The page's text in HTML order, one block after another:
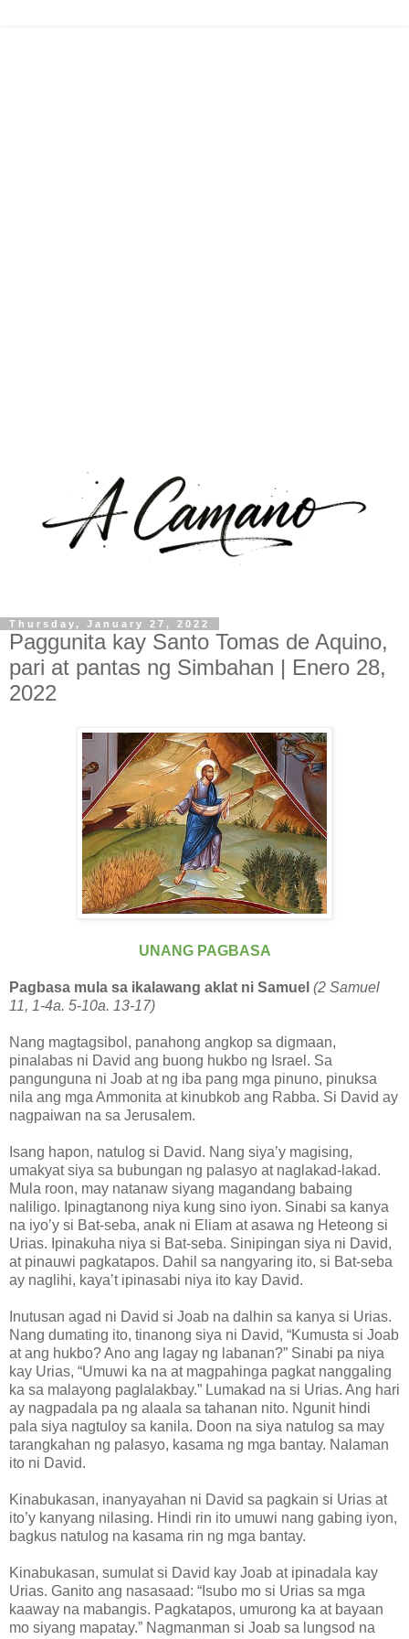
Thursday, January 27, 2022
Paggunita kay Santo Tomas de Aquino,
pari at pantas ng Simbahan | Enero 28,
2022
UNANG PAGBASA
Pagbasa mula sa ikalawang aklat ni Samuel (2 Samuel
11, 1-4a. 5-10a. 13-17)
Nang magtagsibol, panahong angkop sa digmaan,
pinalabas ni David ang buong hukbo ng Israel. Sa
pangunguna ni Joab at ng iba pang mga pinuno, pinuksa
nila ang mga Ammonita at kinubkob ang Rabba. Si David ay
nagpaiwan na sa Jerusalem.
Isang hapon, natulog si David. Nang siya’y magising,
umakyat siya sa bubungan ng palasyo at naglakad-lakad.
Mula roon, may natanaw siyang magandang babaing
naliligo. Ipinagtanong niya kung sino iyon. Sinabi sa kanya
na iyo’y si Bat-seba, anak ni Eliam at asawa ng Heteong si
Urias. Ipinakuha niya si Bat-seba. Sinipingan siya ni David,
at pinauwi pagkatapos. Dahil sa nangyaring ito, si Bat-seba
ay naglihi, kaya’t ipinasabi niya ito kay David.
Inutusan agad ni David si Joab na dalhin sa kanya si Urias.
Nang dumating ito, tinanong siya ni David, “Kumusta si Joab
at ang hukbo? Ano ang lagay ng labanan?” Sinabi pa niya
kay Urias, “Umuwi ka na at magpahinga pagkat nanggaling
ka sa malayong paglalakbay.” Lumakad na si Urias. Ang hari
ay nagpadala pa ng alaala sa tahanan nito. Ngunit hindi
pala siya nagtuloy sa kanila. Doon na siya natulog sa may
tarangkahan ng palasyo, kasama ng mga bantay. Nalaman
ito ni David.
Kinabukasan, inanyayahan ni David sa pagkain si Urias at
ito’y kanyang nilasing. Hindi rin ito umuwi nang gabing iyon,
bagkus natulog na kasama rin ng mga bantay.
Kinabukasan, sumulat si David kay Joab at ipinadala kay
Urias. Ganito ang nasasaad: “Isubo mo si Urias sa mga
kaaway na mabangis. Pagkatapos, umurong ka at bayaan
mo siyang mapatay.” Nagmanman si Joab sa lungsod na